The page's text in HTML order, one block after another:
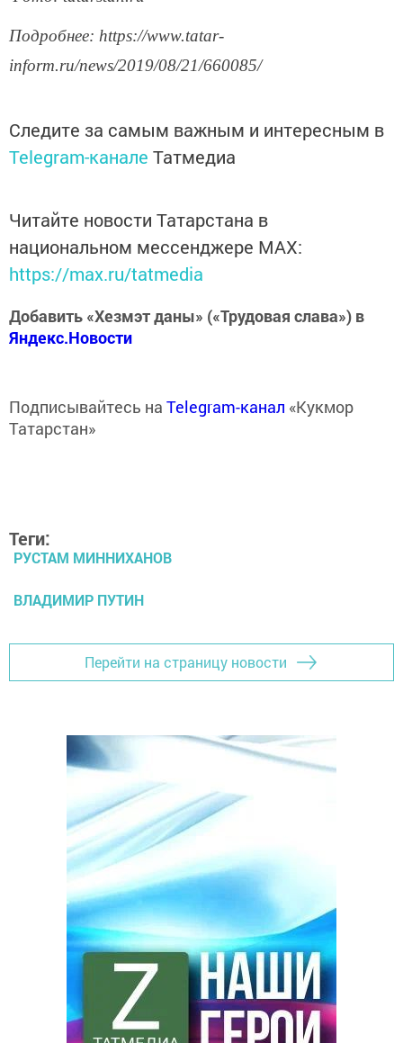
Подробнее: https://www.tatar-
inform.ru/news/2019/08/21/660085/
Следите за самым важным и интересным в
Telegram-канале Татмедиа
Читайте новости Татарстана в
национальном мессенджере MАХ:
https://max.ru/tatmedia
Добавить «Хезмэт даны» («Трудовая слава») в
Яндекс.Новости
Подписывайтесь на Telegram-канал «Кукмор
Татарстан»
Теги:
РУСТАМ МИННИХАНОВ
ВЛАДИМИР ПУТИН
Перейти на страницу новости